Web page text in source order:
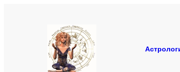
содержимому